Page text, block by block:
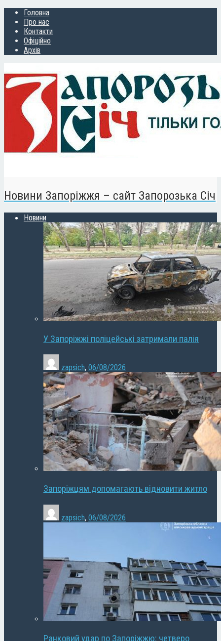
Головна
Про нас
Контакти
Офіційно
Архів
Новини Запоріжжя – сайт Запорозька Січ
Новини
У Запоріжжі поліцейські затримали палія
zapsich, 06/08/2026
Запоріжцям допомагають відновити житло
zapsich, 06/08/2026
Ранковий удар по Запоріжжю: четверо